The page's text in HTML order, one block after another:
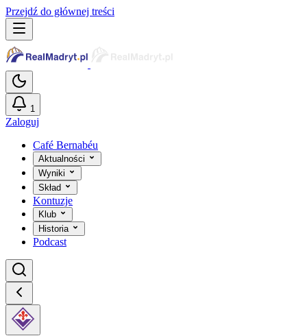
Przejdź do głównej treści
1
Zaloguj
Café Bernabéu
Aktualności
Wyniki
Skład
Kontuzje
Klub
Historia
Podcast